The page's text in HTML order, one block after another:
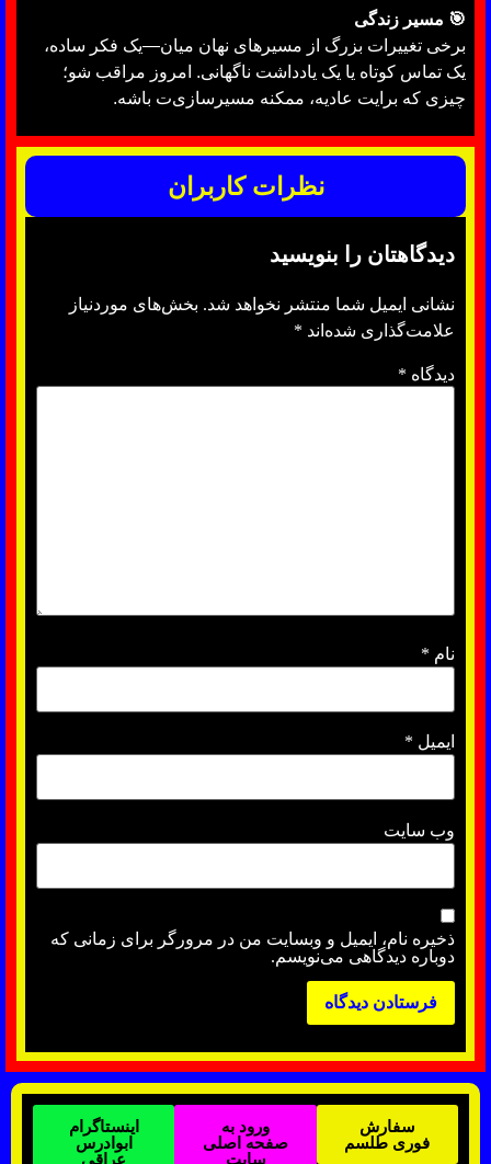
🎯 مسیر زندگی
برخی تغییرات بزرگ از مسیرهای نهان میان—یک فکر ساده،
یک تماس کوتاه یا یک یاد‌داشت ناگهانی. امروز مراقب شو؛
چیزی که برایت عادیه، ممکنه مسیرسازی‌ت باشه.
نظرات کاربران
دیدگاهتان را بنویسید
نشانی ایمیل شما منتشر نخواهد شد. بخش‌های موردنیاز
علامت‌گذاری شده‌اند *
دیدگاه *
نام *
ایمیل *
وب‌ سایت
ذخیره نام، ایمیل و وبسایت من در مرورگر برای زمانی که
دوباره دیدگاهی می‌نویسم.
سفارش
فوری طلسم
ورود به
صفحه اصلی
سایت
اینستاگرام
ابوادرس
عراقی